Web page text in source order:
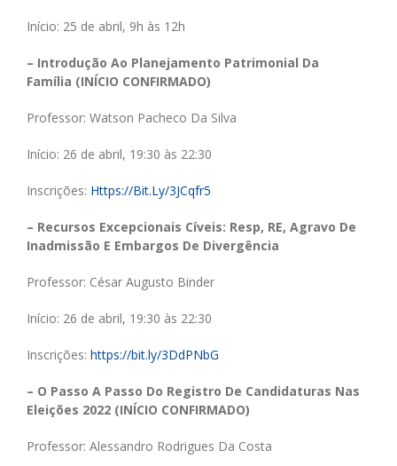
Início: 25 de abril, 9h às 12h
– Introdução Ao Planejamento Patrimonial Da
Família (INÍCIO CONFIRMADO)
Professor: Watson Pacheco Da Silva
Início: 26 de abril, 19:30 às 22:30
Inscrições: Https://Bit.Ly/3JCqfr5
– Recursos Excepcionais Cíveis: Resp, RE, Agravo De
Inadmissão E Embargos De Divergência
Professor: César Augusto Binder
Início: 26 de abril, 19:30 às 22:30
Inscrições: https://bit.ly/3DdPNbG
– O Passo A Passo Do Registro De Candidaturas Nas
Eleições 2022 (INÍCIO CONFIRMADO)
Professor: Alessandro Rodrigues Da Costa